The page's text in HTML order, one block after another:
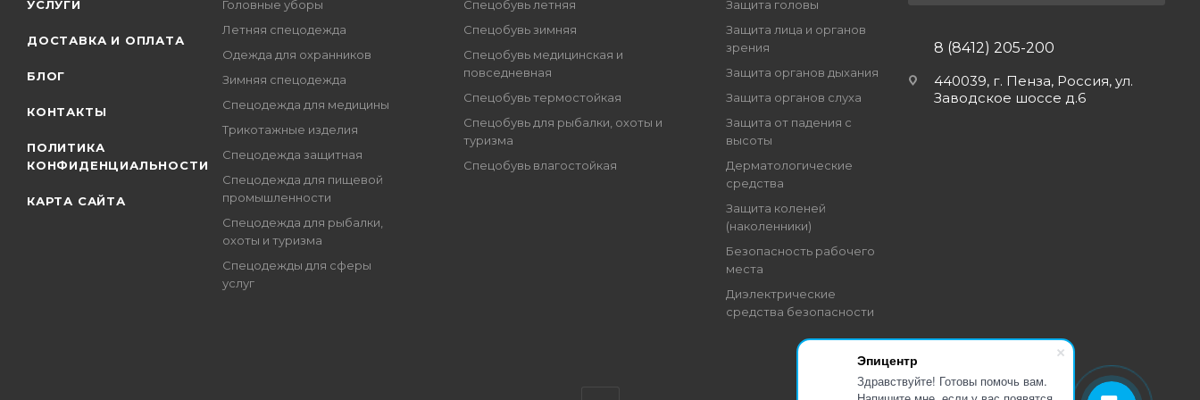
Эпицентр
Здравствуйте! Готовы помочь вам.
УСЛУГИ
ДОСТАВКА И ОПЛАТА
БЛОГ
КОНТАКТЫ
ПОЛИТИКА
КОНФИДЕНЦИАЛЬНОСТИ
КАРТА САЙТА
Головные уборы
Летняя спецодежда
Одежда для охранников
Зимняя спецодежда
Спецодежда для медицины
Трикотажные изделия
Спецодежда защитная
Спецодежда для пищевой
промышленности
Спецодежда для рыбалки,
охоты и туризма
Спецодежды для сферы
услуг
Спецобувь летняя
Спецобувь зимняя
Спецобувь медицинская и
повседневная
Спецобувь термостойкая
Спецобувь для рыбалки, охоты и
туризма
Спецобувь влагостойкая
Защита головы
Защита лица и органов
зрения
Защита органов дыхания
Защита органов слуха
Защита от падения с
высоты
Дерматологические
средства
Защита коленей
(наколенники)
Безопасность рабочего
места
Диэлектрические
средства безопасности
8 (8412) 205-200
440039, г. Пенза, Россия, ул.
Заводское шоссе д.6